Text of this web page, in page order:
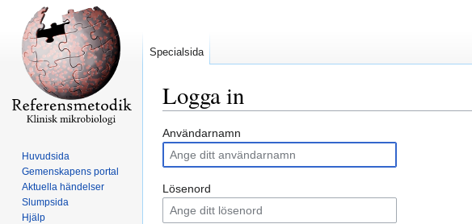
Logga in
Hoppa
till
navigering
Hoppa
till
sök
Användarnamn
Lösenord
Specialsida
Huvudsida
Gemenskapens portal
Aktuella händelser
Slumpsida
Hjälp